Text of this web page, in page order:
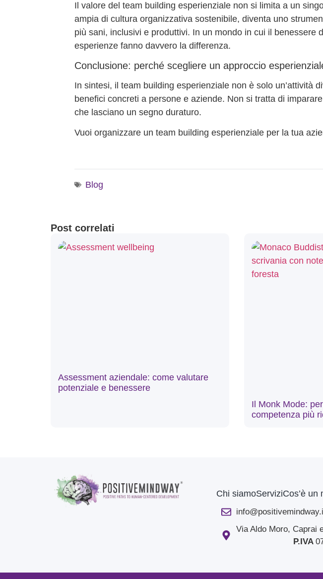
Il valore del team building esperienziale non si limita a un
ampia di cultura organizzativa sostenibile, diventa uno
più sani, inclusivi e produttivi. In un mondo in cui il benessere
esperienze fanno davvero la differenza.
Conclusione: perché scegliere un approccio
In sintesi, il team building esperienziale non è solo un’attività
benefici concreti a persone e aziende. Non si tratta di
che lasciano un segno duraturo.
Vuoi organizzare un team building esperienziale per la tua
Blog
Post correlati
Assessment aziendale: come valutare
potenziale e benessere
Il Monk Mode:
competenza più
Chi siamoServiziCos’è un
Via Aldo Moro, Caprai
P.IVA